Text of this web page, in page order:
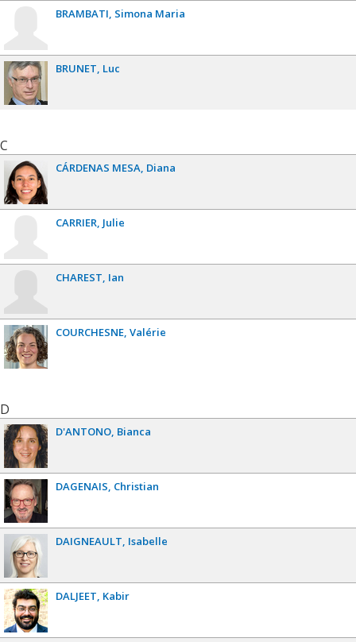
BRAMBATI Simona Maria
BRUNET Luc
C
CÁRDENAS MESA Diana
CARRIER Julie
CHAREST Ian
COURCHESNE Valérie
D
D'ANTONO Bianca
DAGENAIS Christian
DAIGNEAULT Isabelle
DALJEET Kabir